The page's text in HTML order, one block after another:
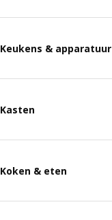
Keukens & apparatuur
Kasten
Koken & eten